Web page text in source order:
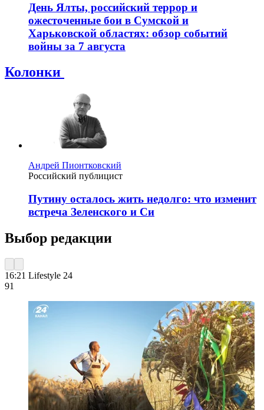
День Ялты, российский террор и
ожесточенные бои в Сумской и
Харьковской областях: обзор событий
войны за 7 августа
Колонки
Андрей Пионтковский
Российский публицист
Путину осталось жить недолго: что изменит
встреча Зеленского и Си
Выбор редакции
16:21 Lifestyle 24
91